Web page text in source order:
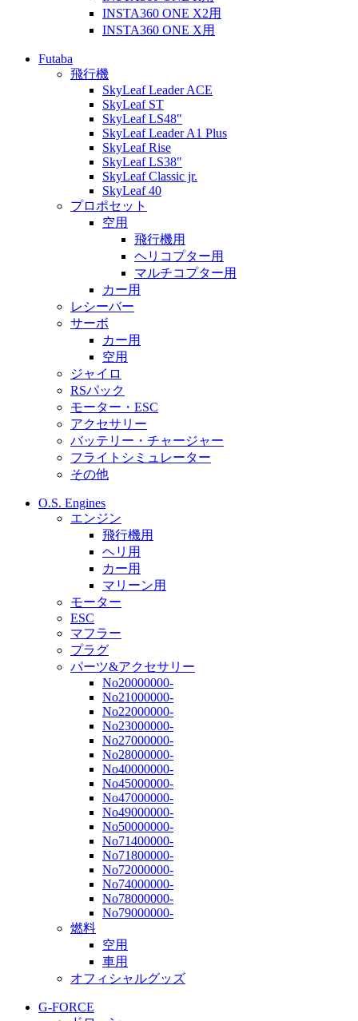
INSTA360 ONE X2用
INSTA360 ONE X用
Futaba
飛行機
SkyLeaf Leader ACE
SkyLeaf ST
SkyLeaf LS48"
SkyLeaf Leader A1 Plus
SkyLeaf Rise
SkyLeaf LS38"
SkyLeaf Classic jr.
SkyLeaf 40
プロポセット
空用
飛行機用
ヘリコプター用
マルチコプター用
カー用
レシーバー
サーボ
カー用
空用
ジャイロ
RSパック
モーター・ESC
アクセサリー
バッテリー・チャージャー
フライトシミュレーター
その他
O.S. Engines
エンジン
飛行機用
ヘリ用
カー用
マリーン用
モーター
ESC
マフラー
プラグ
パーツ&アクセサリー
No20000000-
No21000000-
No22000000-
No23000000-
No27000000-
No28000000-
No40000000-
No45000000-
No47000000-
No49000000-
No50000000-
No71400000-
No71800000-
No72000000-
No74000000-
No78000000-
No79000000-
燃料
空用
車用
オフィシャルグッズ
G-FORCE